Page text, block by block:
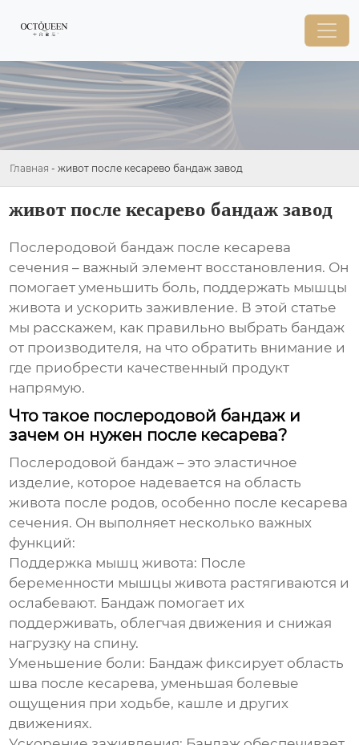
Главная - живот после кесарево бандаж завод
живот после кесарево бандаж завод
Послеродовой бандаж после кесарева
сечения – важный элемент восстановления. Он
помогает уменьшить боль, поддержать мышцы
живота и ускорить заживление. В этой статье
мы расскажем, как правильно выбрать бандаж
от производителя, на что обратить внимание и
где приобрести качественный продукт
напрямую.
Что такое послеродовой бандаж и
зачем он нужен после кесарева?
Послеродовой бандаж – это эластичное
изделие, которое надевается на область
живота после родов, особенно после кесарева
сечения. Он выполняет несколько важных
функций:
Поддержка мышц живота: После
беременности мышцы живота растягиваются и
ослабевают. Бандаж помогает их
поддерживать, облегчая движения и снижая
нагрузку на спину.
Уменьшение боли: Бандаж фиксирует область
шва после кесарева, уменьшая болевые
ощущения при ходьбе, кашле и других
движениях.